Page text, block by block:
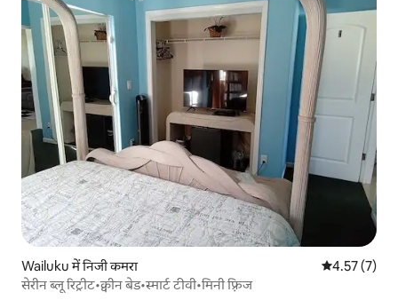
Wailuku में निजी कमरा औसत रेटिंग 5 में
4.57 (7)
सेरीन ब्लू रिट्रीट•क्वीन बेड•स्मार्ट टीवी•मिनी फ़्रिज